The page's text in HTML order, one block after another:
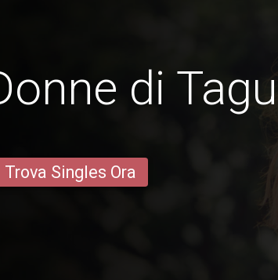
di
Trova Singles Ora